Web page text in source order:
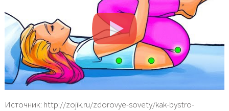
Источник: http://zojik.ru/zdorovye-sovety/kak-bystro-